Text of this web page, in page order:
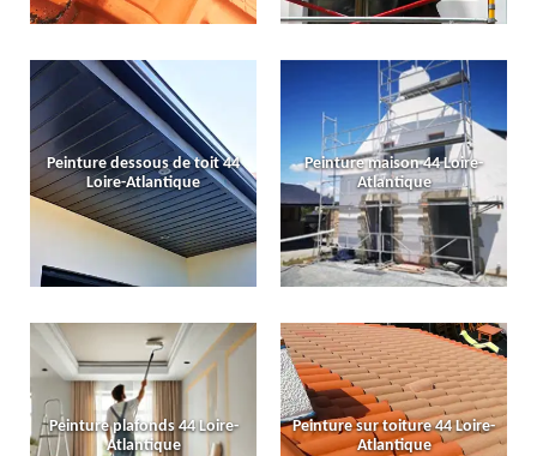
Peinture dessous de toit 44
Loire-Atlantique
Peinture maison 44 Loire-
Atlantique
Peinture plafonds 44 Loire-
Atlantique
Peinture sur toiture 44 Loire-
Atlantique